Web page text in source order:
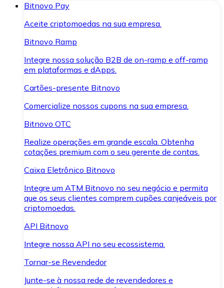
Bitnovo Pay
Aceite criptomoedas na sua empresa.
Bitnovo Ramp
Integre nossa solução B2B de on-ramp e off-ramp
em plataformas e dApps.
Cartões-presente Bitnovo
Comercialize nossos cupons na sua empresa.
Bitnovo OTC
Realize operações em grande escala. Obtenha
cotações premium com o seu gerente de contas.
Caixa Eletrônico Bitnovo
Integre um ATM Bitnovo no seu negócio e permita
que os seus clientes comprem cupões canjeáveis por
criptomoedas.
API Bitnovo
Integre nossa API no seu ecossistema.
Tornar-se Revendedor
Junte-se à nossa rede de revendedores e